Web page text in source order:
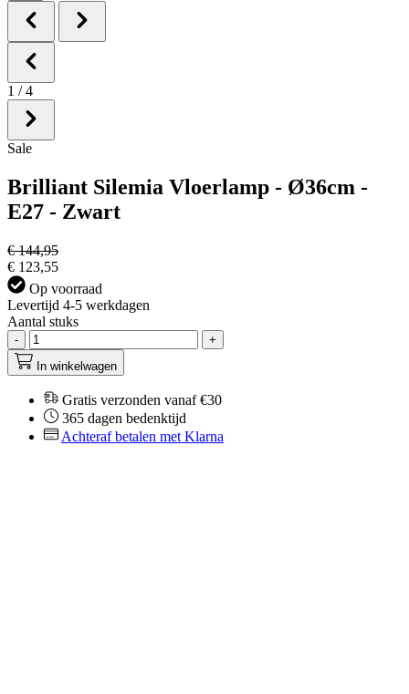
1 / 4
Sale
Brilliant Silemia Vloerlamp - Ø36cm -
E27 - Zwart
€ 144,95
€ 123,55
Op voorraad
Levertijd 4-5 werkdagen
Aantal stuks
-
+
In winkelwagen
Gratis verzonden vanaf €30
365 dagen bedenktijd
Achteraf betalen met Klarna